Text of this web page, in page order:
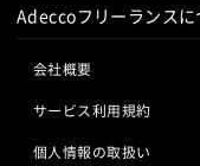
Adeccoフリーランスに
会社概要
サービス利用規約
個人情報の取扱い